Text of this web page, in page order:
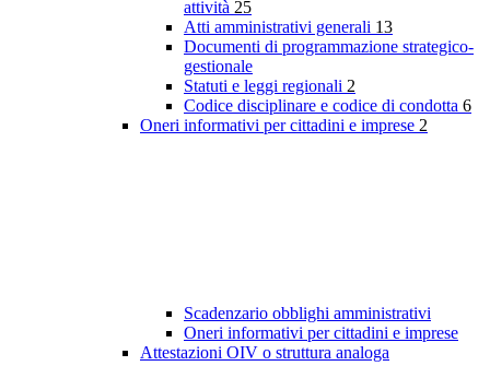
attività 25
Atti amministrativi generali 13
Documenti di programmazione strategico-
gestionale
Statuti e leggi regionali 2
Codice disciplinare e codice di condotta 6
Oneri informativi per cittadini e imprese 2
Scadenzario obblighi amministrativi
Oneri informativi per cittadini e imprese
Attestazioni OIV o struttura analoga